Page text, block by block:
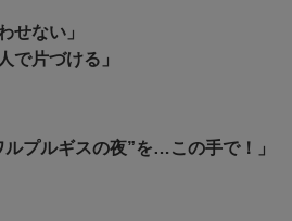
せない」
で片づける」
ルプルギスの夜”を…この手で！」